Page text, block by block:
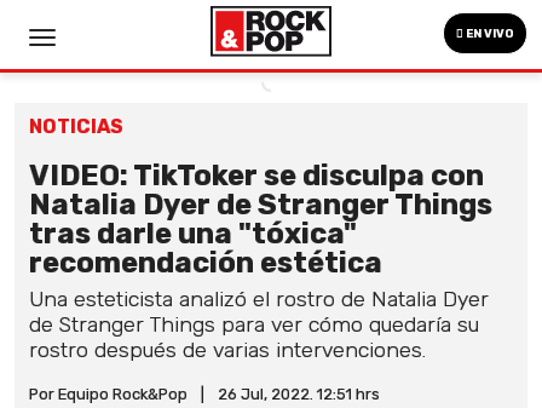
EN VIVO
NOTICIAS
VIDEO: TikToker se disculpa con
Natalia Dyer de Stranger Things
tras darle una "tóxica"
recomendación estética
Una esteticista analizó el rostro de Natalia Dyer
de Stranger Things para ver cómo quedaría su
rostro después de varias intervenciones.
Por Equipo Rock&Pop 26 Jul, 2022. 12:51 hrs